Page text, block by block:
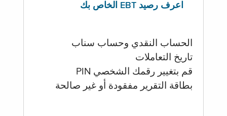
اعرف رصيد EBT الخاص بك
الحساب النقدي وحساب سناب
تاريخ التعاملات
قم بتغيير رقمك الشخصي PIN
بطاقة التقرير مفقودة أو غير صالحة